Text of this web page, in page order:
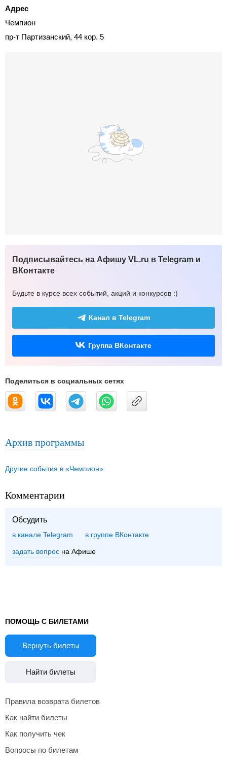
Адрес
Чемпион
пр-т Партизанский, 44 кор. 5
Подписывайтесь на Афишу VL.ru в Telegram и
ВКонтакте
Будьте в курсе всех событий, акций и конкурсов :)
Канал в Telegram
Группа ВКонтакте
Поделиться в социальных сетях
Архив программы
Другие события в «Чемпион»
Комментарии
Обсудить
в канале Telegram группе ВКонтакте
задать вопрос на Афише
ПОМОЩЬ С БИЛЕТАМИ
Вернуть билеты
Найти билеты
Правила возврата билетов
Как найти билеты
Как получить чек
Вопросы по билетам